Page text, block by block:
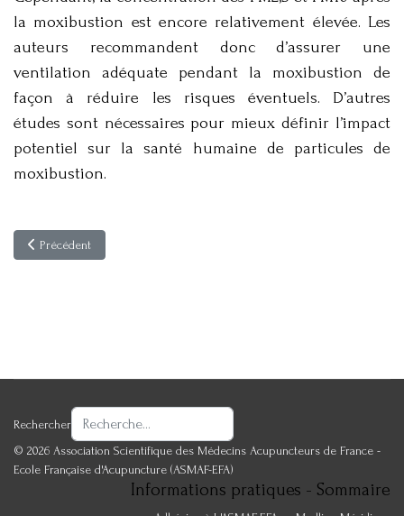
la moxibustion est encore relativement élevée. Les
auteurs recommandent donc d’assurer une
ventilation adéquate pendant la moxibustion de
façon à réduire les risques éventuels. D’autres
études sont nécessaires pour mieux définir l’impact
potentiel sur la santé humaine de particules de
moxibustion.
Article précédent : Effets indésirables de la moxibustion : une revue
Précédent
Rechercher
© 2026 Association Scientifique des Médecins Acupuncteurs de France -
Ecole Française d'Acupuncture (ASMAF-EFA)
Informations pratiques - Sommaire